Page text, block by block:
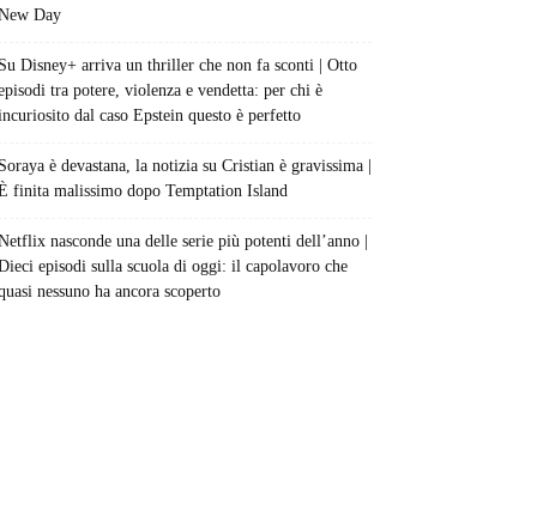
Day
Disney+ arriva un thriller che non fa sconti | Otto
tra potere, violenza e vendetta: per chi è
dal caso Epstein questo è perfetto
è devastana, la notizia su Cristian è gravissima |
finita malissimo dopo Temptation Island
nasconde una delle serie più potenti dell’anno |
episodi sulla scuola di oggi: il capolavoro che
nessuno ha ancora scoperto